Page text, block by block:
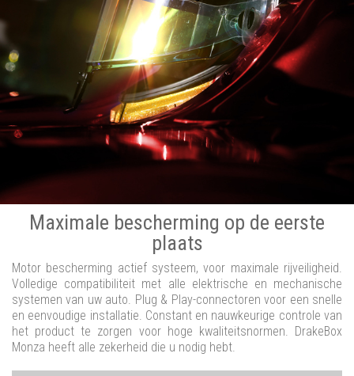
Maximale bescherming op de eerste
plaats
Motor bescherming actief systeem, voor maximale rijveiligheid.
Volledige compatibiliteit met alle elektrische en mechanische
systemen van uw auto. Plug & Play-connectoren voor een snelle
en eenvoudige installatie. Constant en nauwkeurige controle van
het product te zorgen voor hoge kwaliteitsnormen. DrakeBox
Monza heeft alle zekerheid die u nodig hebt.